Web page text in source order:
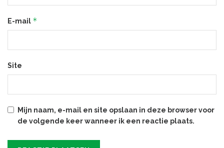
E-mail *
Site
Mijn naam, e-mail en site opslaan in deze browser voor
de volgende keer wanneer ik een reactie plaats.